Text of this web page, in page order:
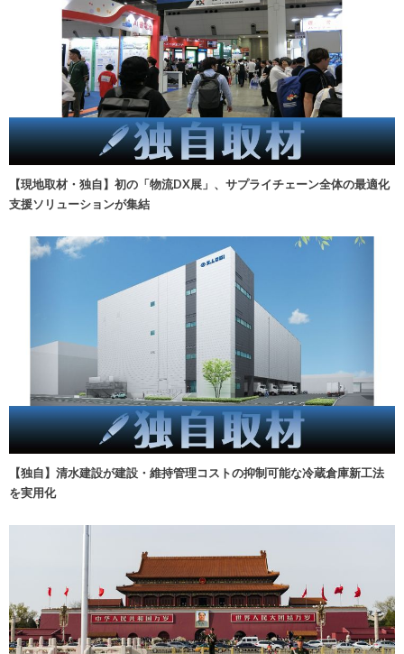
【現地取材・独自】初の「物流DX展」、サプライチェーン全体の最適化
支援ソリューションが集結
【独自】清水建設が建設・維持管理コストの抑制可能な冷蔵倉庫新工法
を実用化